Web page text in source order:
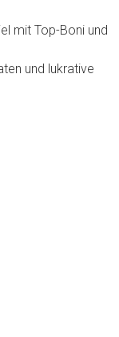
mit Top-Boni und
und lukrative